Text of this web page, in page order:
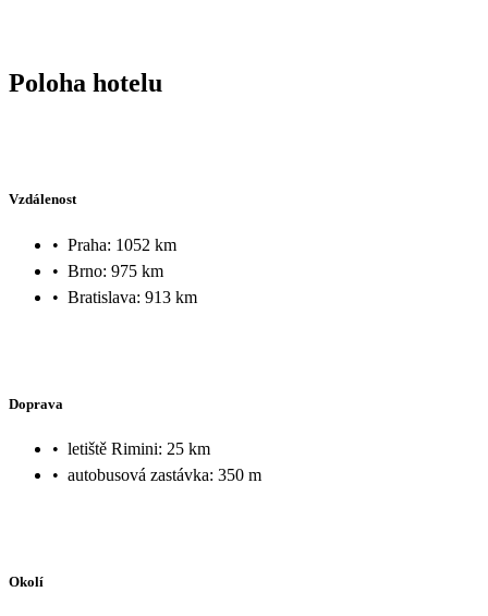
Poloha hotelu
Vzdálenost
• Praha: 1052 km
• Brno: 975 km
• Bratislava: 913 km
Doprava
• letiště Rimini: 25 km
• autobusová zastávka: 350 m
Okolí